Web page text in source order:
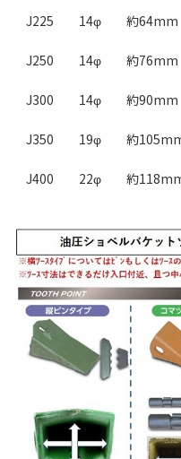
J225 14φ 約64mm
J250 14φ 約76mm
J300 14φ 約90mm
J350 19φ 約
J400 22φ 約